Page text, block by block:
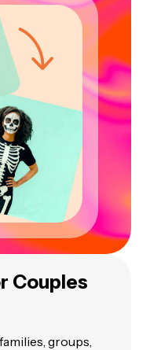
Couples
groups,